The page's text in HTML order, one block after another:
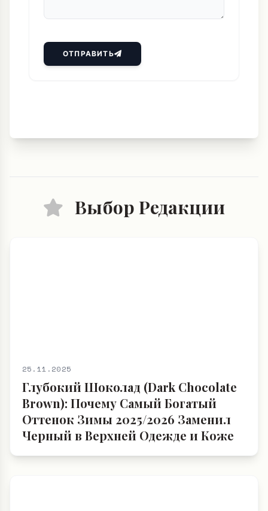
ОТПРАВИТЬ
Выбор Редакции
25.11.2025
Глубокий Шоколад (Dark Chocolate
Brown): Почему Самый Богатый
Оттенок Зимы 2025/2026 Заменил
Черный в Верхней Одежде и Коже